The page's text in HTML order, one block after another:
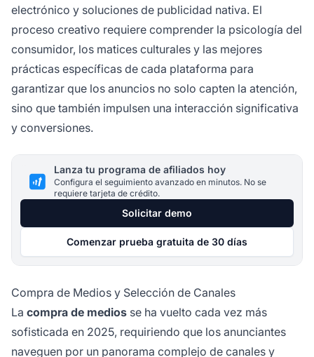
electrónico y soluciones de publicidad nativa. El
proceso creativo requiere comprender la psicología del
consumidor, los matices culturales y las mejores
prácticas específicas de cada plataforma para
garantizar que los anuncios no solo capten la atención,
sino que también impulsen una interacción significativa
y conversiones.
Lanza tu programa de afiliados hoy
Configura el seguimiento avanzado en minutos. No se
requiere tarjeta de crédito.
Solicitar demo
Comenzar prueba gratuita de 30 días
Compra de Medios y Selección de Canales
La compra de medios se ha vuelto cada vez más
sofisticada en 2025, requiriendo que los anunciantes
naveguen por un panorama complejo de canales y